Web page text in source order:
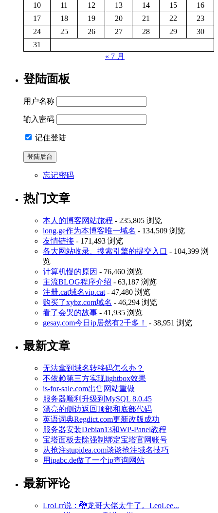
10
11 12 13 14 15
16
17
18 19 20 21 22
23
24
25 26 27 28 29
30
31
« 7 月
登陆面板
用户名称
输入密码
记住登陆
忘记密码
热门文章
本人的博客网站旅程 - 235,805 浏览
long.ge作为本博客唯一域名 - 134,509 浏览
友情链接 - 171,493 浏览
各大网站收录、搜索引擎的提交入口 - 104,399 浏
览
计算机慢的原因 - 76,460 浏览
主流BLOG程序介绍 - 63,187 浏览
注册.cat域名vip.cat - 47,480 浏览
购买了xybz.com域名 - 46,294 浏览
看了会哭的故事 - 41,935 浏览
gesay.com今日ip居然有2千多！
- 38,951 浏览
最新文章
无法拿到域名转移码怎么办？
不依赖第三方实现lightbox效果
is-for-sale.com出售网站重做
服务器顺利升级到MySQL 8.0.45
漂亮的侧边返回顶部和底部代码
英语词典Regdict.com更新改版成功
服务器安装Debian13和WP-Panel教程
宝塔面板去除强制绑定宝塔官网账号
从抢注stupidea.com谈谈抢注域名技巧
用ipabc.de做了一个ip查询网站
最新评论
LroLrr说：🐉龙哥大佬太牛了。LeoLee...